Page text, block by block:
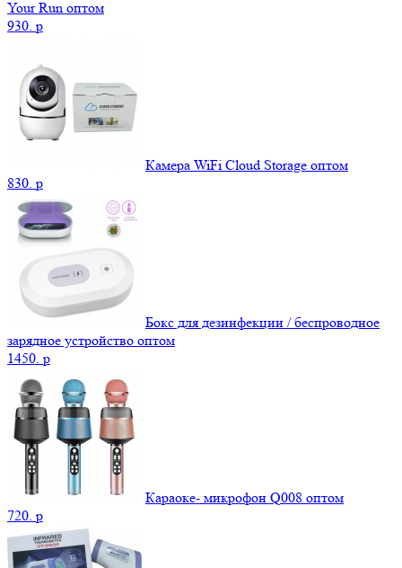
Your Run оптом
930. p
Камера WiFi Cloud Storage оптом
830. p
Бокс для дезинфекции / беспроводное
зарядное устройство оптом
1450. p
Караоке- микрофон Q008 оптом
720. p